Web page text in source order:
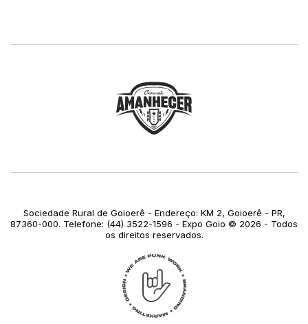
Sociedade Rural de Goioerê - Endereço: KM 2, Goioerê - PR,
87360-000. Telefone: (44) 3522-1596 - Expo Goio © 2026 - Todos
os direitos reservados.